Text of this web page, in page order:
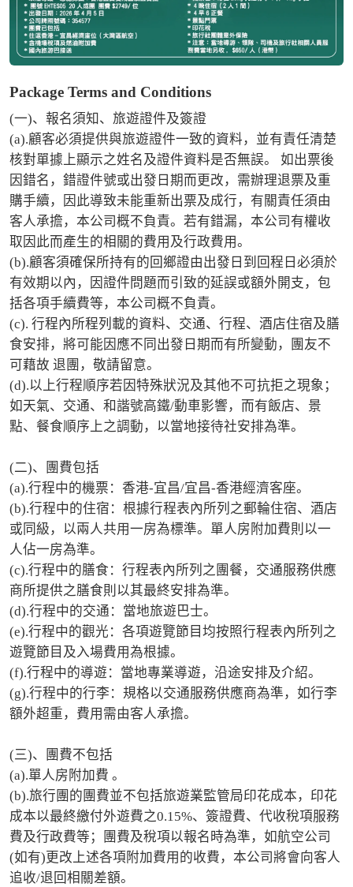
Package Terms and Conditions
(一)、報名須知、旅遊證件及簽證
(a).顧客必須提供與旅遊證件一致的資料，並有責任清楚
核對單據上顯示之姓名及證件資料是否無誤。 如出票後
因錯名，錯證件號或出發日期而更改，需辦理退票及重
購手續，因此導致未能重新出票及成行，有關責任須由
客人承擔，本公司概不負責。若有錯漏，本公司有權收
取因此而產生的相關的費用及行政費用。
(b).顧客須確保所持有的回鄉證由出發日到回程日必須於
有效期以內，因證件問題而引致的延誤或額外開支，包
括各項手續費等，本公司概不負責。
(c). 行程內所程列載的資料、交通、行程、酒店住宿及膳
食安排，將可能因應不同出發日期而有所變動，團友不
可藉故 退團，敬請留意。
(d).以上行程順序若因特殊狀況及其他不可抗拒之現象；
如天氣、交通、和諧號高鐵/動車影響，而有飯店、景
點、餐食順序上之調動，以當地接待社安排為準。
(二)、團費包括
(a).行程中的機票：香港-宜昌/宜昌-香港經濟客座。
(b).行程中的住宿：根據行程表內所列之郵輪住宿、酒店
或同級，以兩人共用一房為標準。單人房附加費則以一
人佔一房為準。
(c).行程中的膳食：行程表內所列之團餐，交通服務供應
商所提供之膳食則以其最終安排為準。
(d).行程中的交通：當地旅遊巴士。
(e).行程中的觀光：各項遊覽節目均按照行程表內所列之
遊覽節目及入場費用為根據。
(f).行程中的導遊：當地專業導遊，沿途安排及介紹。
(g).行程中的行李：規格以交通服務供應商為準，如行李
額外超重，費用需由客人承擔。
(三)、團費不包括
(a).單人房附加費 。
(b).旅行團的團費並不包括旅遊業監管局印花成本，印花
成本以最終繳付外遊費之0.15%、簽證費、代收稅項服務
費及行政費等；團費及稅項以報名時為準，如航空公司
(如有)更改上述各項附加費用的收費，本公司將會向客人
追收/退回相關差額。